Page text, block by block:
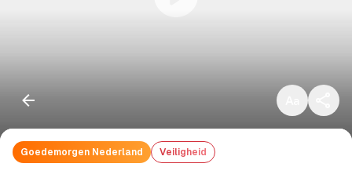
Goedemorgen Nederland Veiligheid